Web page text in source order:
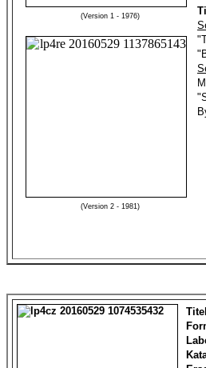
(Version 1 - 1976)
(Version 2 - 1981)